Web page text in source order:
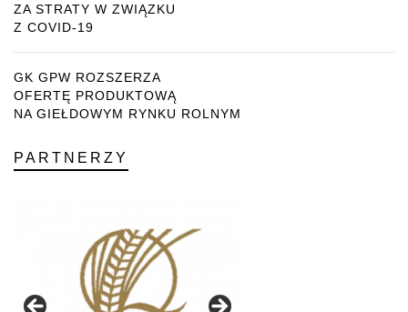
ZA STRATY W ZWIĄZKU
Z COVID-19
GK GPW ROZSZERZA
OFERTĘ PRODUKTOWĄ
NA GIEŁDOWYM RYNKU ROLNYM
PARTNERZY